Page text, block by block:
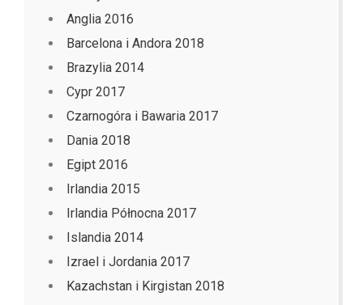
Anglia 2016
Barcelona i Andora 2018
Brazylia 2014
Cypr 2017
Czarnogóra i Bawaria 2017
Dania 2018
Egipt 2016
Irlandia 2015
Irlandia Północna 2017
Islandia 2014
Izrael i Jordania 2017
Kazachstan i Kirgistan 2018